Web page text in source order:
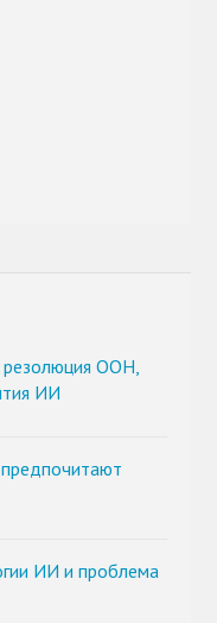
резолюция ООН,
ИИ
ИИ и проблема